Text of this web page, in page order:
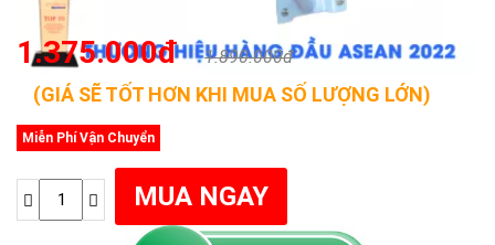
1.375.000đ 1.890.000đ
(GIÁ SẼ TỐT HƠN KHI MUA SỐ LƯỢNG LỚN)
Miễn Phí Vận Chuyển